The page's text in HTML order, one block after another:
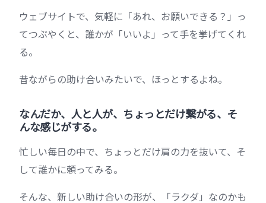
ウェブサイトで、気軽に「あれ、お願いできる？」っ
てつぶやくと、誰かが「いいよ」って手を挙げてくれ
る。
昔ながらの助け合いみたいで、ほっとするよね。
なんだか、人と人が、ちょっとだけ繋がる、そ
んな感じがする。
忙しい毎日の中で、ちょっとだけ肩の力を抜いて、そ
して誰かに頼ってみる。
そんな、新しい助け合いの形が、「ラクダ」なのかも